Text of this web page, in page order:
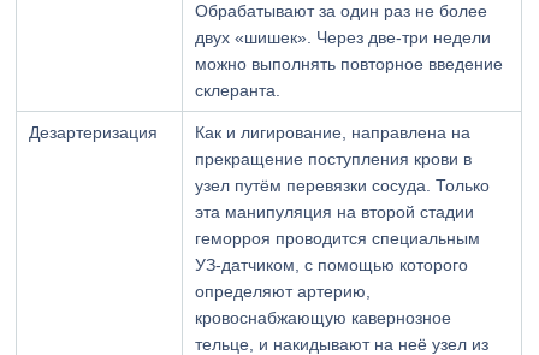
Обрабатывают за один раз не более
двух «шишек». Через две-три недели
можно выполнять повторное введение
склеранта.
Дезартеризация
Как и лигирование, направлена на
прекращение поступления крови в
узел путём перевязки сосуда. Только
эта манипуляция на второй стадии
геморроя проводится специальным
УЗ-датчиком, с помощью которого
определяют артерию,
кровоснабжающую кавернозное
тельце, и накидывают на неё узел из